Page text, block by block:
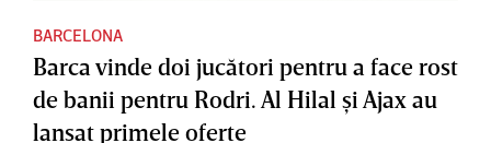
BARCELONA
Barca vinde doi jucători pentru a face rost
de banii pentru Rodri. Al Hilal şi Ajax au
lansat primele oferte